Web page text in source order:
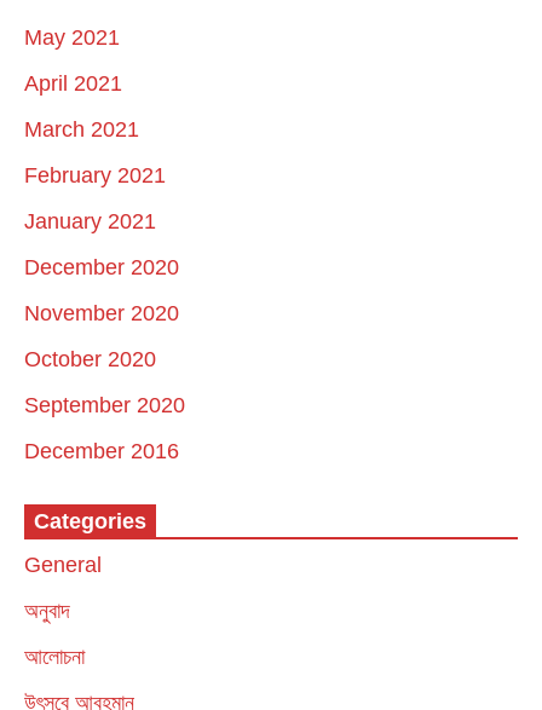
May 2021
April 2021
March 2021
February 2021
January 2021
December 2020
November 2020
October 2020
September 2020
December 2016
Categories
General
অনুবাদ
আলোচনা
উৎসবে আবহমান